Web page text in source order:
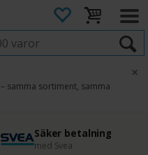
– samma sortiment, samma
×
Säker betalning
med Svea
45 dagars ångerrätt
Enkel retur